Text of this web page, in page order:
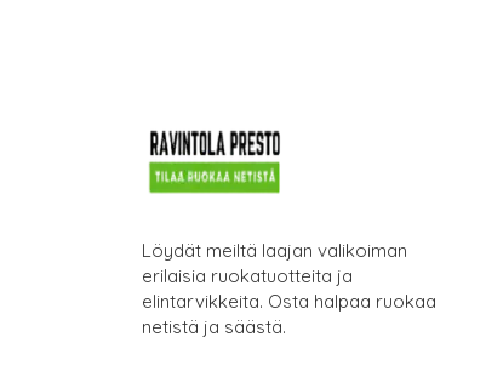
Löydät meiltä laajan valikoiman
erilaisia ruokatuotteita ja
elintarvikkeita. Osta halpaa ruokaa
netistä ja säästä.